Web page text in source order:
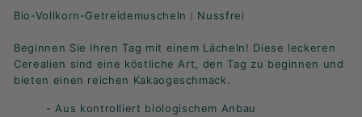
Bio-Vollkorn-Getreidemuscheln︱Nussfrei
Beginnen Sie Ihren Tag mit einem Lächeln! Diese leckeren
Cerealien sind eine köstliche Art, den Tag zu beginnen und
bieten einen reichen Kakaogeschmack.
- Aus kontrolliert biologischem Anbau